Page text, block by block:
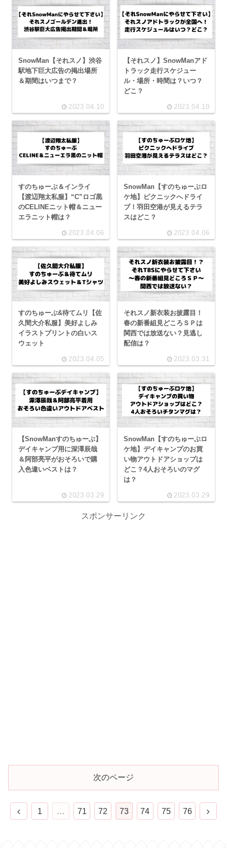
SnowMan【それスノ】渋谷
駅地下巨大広告の掲出場所
＆期間はいつまで？
2023.04.10
【それスノ】SnowManアド
トラック走行スケジュー
ル・場所・時間は？いつ？
どこ？
2023.04.10
すのちゅーぶ＆インライ
【渡辺翔太私服】“C”ロゴ黒
のCELINEニット帽＆ニュー
エラニット帽は？
2023.04.06
SnowMan【すのちゅーぶロ
ケ地】ピクニックへドライ
ブ！羽田空港が見えるテラ
スはどこ？
2023.04.06
すのちゅーぶ&待てムリ【佐
久間大介私服】美好よしみ
イラストプリントの白いス
ウェット
2023.04.05
それスノ新衣装お披露目！
春の新番組見どころＳＰは
関西では放送ない？見逃し
配信は？
2023.03.31
【SnowManすのちゅーぶ】
デイキャンプ用に深澤辰哉
＆阿部亮平がおそろいで購
入色違いベストは？
2023.03.29
SnowMan【すのちゅーぶロ
ケ地】デイキャンプのお買
い物アウトドアショップは
どこ？4人おそろいのマグ
は？
2023.03.29
スポンサーリンク
次のページ
1 … 71 72 73 74 75 76